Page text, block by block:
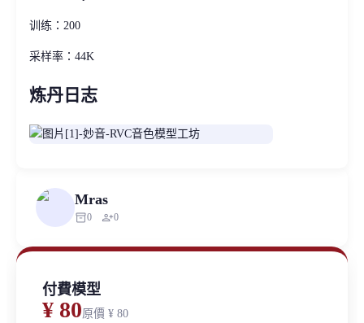
训练：200
采样率：44K
炼丹日志
Mras
inventory_20 person_add0
付費模型
¥ 80原價 ¥ 80